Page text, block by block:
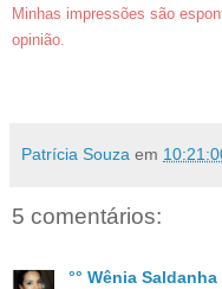
Minhas impressões são
opinião.
Patrícia Souza em
5 comentários:
°° Wênia Saldanha